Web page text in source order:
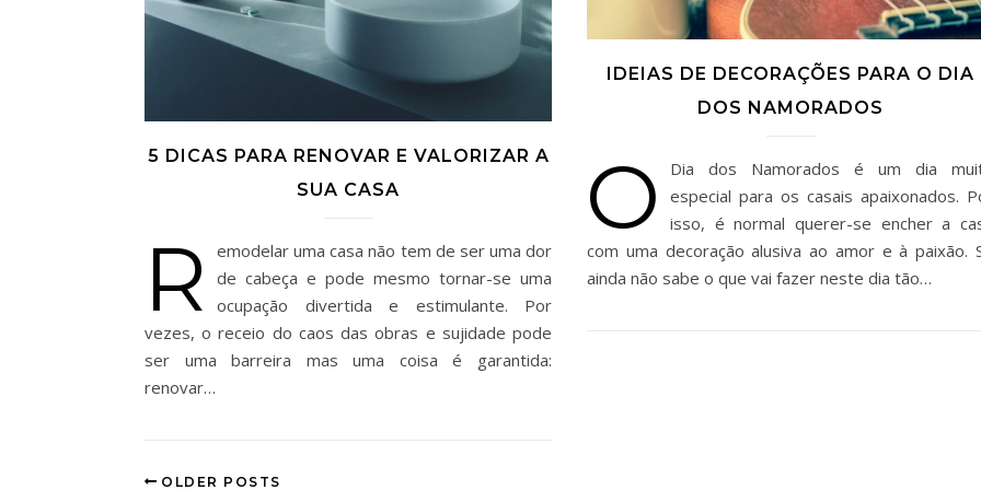
5 DICAS PARA RENOVAR E VALORIZAR A
SUA CASA
R
emodelar uma casa não tem de ser uma dor
de cabeça e pode mesmo tornar-se uma
ocupaçāo divertida e estimulante. Por
vezes, o receio do caos das obras e sujidade pode
ser uma barreira mas uma coisa é garantida:
renovar…
IDEIAS DE DECORAÇÕES PARA O DIA
DOS NAMORADOS
O
Dia dos Namorados é um dia
especial para os casais apaixonados.
isso, é normal querer-se encher a
com uma decoração alusiva ao amor e à paixão.
ainda não sabe o que vai fazer neste dia tão…
OLDER POSTS